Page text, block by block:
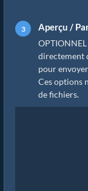
Aperçu /
directement
pour
Ces options
de fichiers.